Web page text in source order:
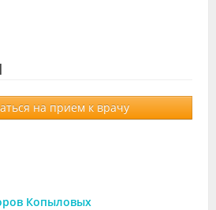
на прием к врачу
Копыловых